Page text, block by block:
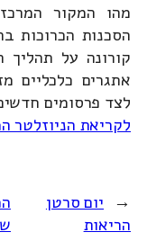
מהו המקור
הסכנות הכרוכות
קורונה על תהליך
אתגרים כלכליים
לצד פרסומים
לקריאת הניוזלטר
← יום סרטן
הריאות